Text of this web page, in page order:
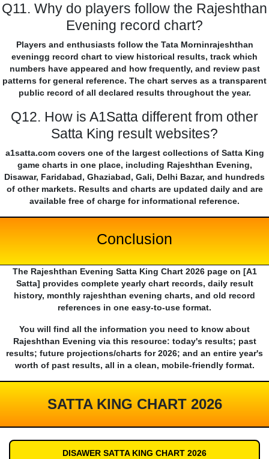
Q11. Why do players follow the Rajeshthan
Evening record chart?
Players and enthusiasts follow the Tata Morninrajeshthan
eveningg record chart to view historical results, track which
numbers have appeared and how frequently, and review past
patterns for general reference. The chart serves as a transparent
public record of all declared results throughout the year.
Q12. How is A1Satta different from other
Satta King result websites?
a1satta.com covers one of the largest collections of Satta King
game charts in one place, including Rajeshthan Evening,
Disawar, Faridabad, Ghaziabad, Gali, Delhi Bazar, and hundreds
of other markets. Results and charts are updated daily and are
available free of charge for informational reference.
Conclusion
The Rajeshthan Evening Satta King Chart 2026 page on [A1
Satta] provides complete yearly chart records, daily result
history, monthly rajeshthan evening charts, and old record
references in one easy-to-use format.
You will find all the information you need to know about
Rajeshthan Evening via this resource: today's results; past
results; future projections/charts for 2026; and an entire year's
worth of past results, all in a clean, mobile-friendly format.
SATTA KING CHART 2026
DISAWER SATTA KING CHART 2026